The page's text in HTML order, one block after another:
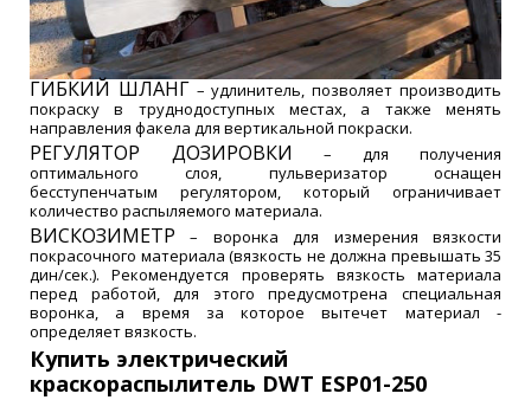
ГИБКИЙ ШЛАНГ– удлинитель, позволяет производить
покраску в труднодоступных местах, а также менять
направления факела для вертикальной покраски.
РЕГУЛЯТОР ДОЗИРОВКИ
– для получения
оптимального слоя, пульверизатор оснащен
бесступенчатым регулятором, который ограничивает
количество распыляемого материала.
ВИСКОЗИМЕТР – воронка для измерения вязкости
покрасочного материала (вязкость не должна превышать 35
дин/сек.). Рекомендуется проверять вязкость материала
перед работой, для этого предусмотрена специальная
воронка, а время за которое вытечет материал -
определяет вязкость.
Купить электрический
краскораспылитель DWT ESP01-250